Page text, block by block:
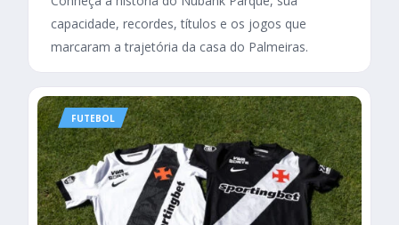
capacidade, recordes, títulos e os jogos que
marcaram a trajetória da casa do Palmeiras.
FUTEBOL